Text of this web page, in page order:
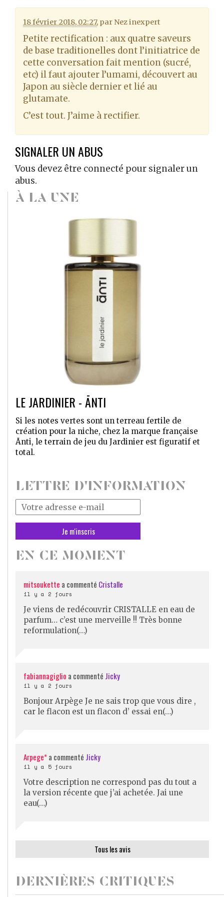
18 février 2018, 02:27, par Nez inexpert
Petite rectification : aux quatre saveurs
de base traditionelles dont l’initiatrice de
cette conversation fait mention (sucré,
etc) il faut ajouter l’umami, découvert au
Japon au siècle dernier et lié au
glutamate.
C’est tout. J’aime à rectifier.
SIGNALER UN ABUS
Vous devez être connecté pour signaler un
abus.
À LA UNE
LE JARDINIER - ĀNTI
Si les notes vertes sont un terreau fertile de
création pour la niche, chez la marque française
Ānti, le terrain de jeu du Jardinier est figuratif et
total.
LETTRE D'INFORMATION
Votre
adresse
mail
*
EN CE MOMENT
mitsoukette a commenté Cristalle
il y a 2 jours
Je viens de redécouvrir CRISTALLE en eau de
parfum… c’est une merveille !! Très bonne
reformulation(…)
fabiannagiglio a commenté Jicky
il y a 2 jours
Bonjour Arpège Je ne sais trop que vous dire ,
car le flacon est un flacon d’ essai en(…)
Arpege*a commenté Jicky
il y a 5 jours
Votre description ne correspond pas du tout a
la version récente que j’ai achetée. Jai une
eau(…)
Tous les avis
DERNIÈRES CRITIQUES